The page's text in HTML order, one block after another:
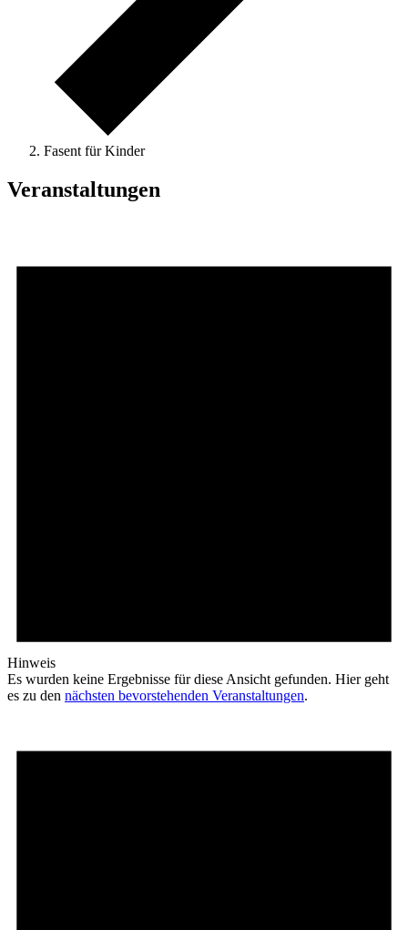
Fasent für Kinder
Veranstaltungen
Hinweis
Es wurden keine Ergebnisse für diese Ansicht gefunden. Hier geht
es zu den nächsten bevorstehenden Veranstaltungen.